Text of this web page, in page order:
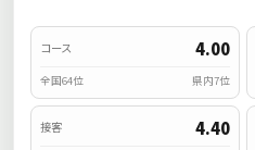
コース 4.00
全国64位 県内7位
接客 4.40